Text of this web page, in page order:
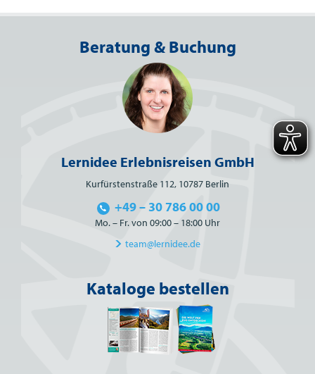
Beratung & Buchung
Lernidee Erlebnisreisen GmbH
Kurfürstenstraße 112, 10787 Berlin
+49 – 30 786 00 00
Mo. – Fr. von 09:00 – 18:00 Uhr
team@lernidee.de
Kataloge bestellen